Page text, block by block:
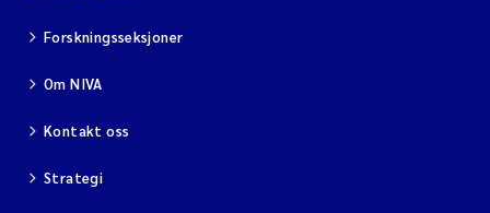
Forskningsseksjoner
Om NIVA
Kontakt oss
Strategi